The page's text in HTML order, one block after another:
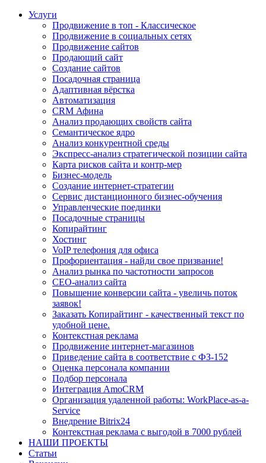
Услуги
Продвижение в топ - Классическое
Продвижение в социальных сетях
Продвижение сайтов
Продающий сайт
Создание сайтов
Посадочная страница
Адаптивная вёрстка
Автоматизация
CRM Афина
Анализ продающих свойств сайта
Семантическое ядро
Анализ конкурентной среды
Экспресс-анализ стратегической позиции сайта
Карта рисков сайта и контр-мер
Бизнес-модель
Создание интернет-стратегии
Сервис дистанционного бизнес-обучения
Управленческие поединки
Посадочные страницы
Копирайтинг
Хостинг
VoIP телефония для офиса
Профориентация - найди свое призвание!
Анализ рынка по частотности запросов
СЕО-анализ сайта
Повышение конверсии сайта - увеличь поток
заявок!
Заказать Копирайтинг - качественный текст по
удобной цене.
Контекстная реклама
Продвижение интернет-магазинов
Приведение сайта в соответствие с ФЗ-152
Оценка персонала компании
Подбор персонала
Интеграция AmoCRM
Организация удаленной работы: WorkPlace-as-a-
Service
Внедрение Bitrix24
Контекстная реклама с выгодой в 7000 рублей
НАШИ ПРОЕКТЫ
Статьи